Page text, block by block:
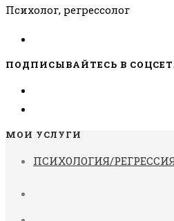
Психолог, регрессолог
ПОДПИСЫВАЙТЕСЬ В
МОИ УСЛУГИ
ПСИХОЛОГИЯ/